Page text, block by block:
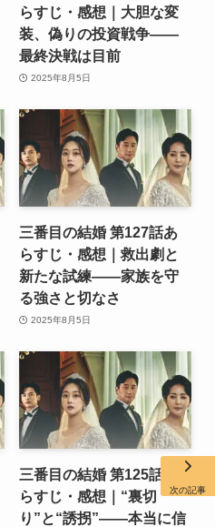
らすじ・感想｜大胆な変
装、偽りの投資戦争――
最終決戦は目前
2025年8月5日
三番目の結婚 第127話あ
らすじ・感想｜救出劇と
新たな試練――家族を守
る強さと切なさ
2025年8月5日
三番目の結婚 第125話あ
らすじ・感想｜“裏切
り”と“誘拐”――本当に信
次の記事